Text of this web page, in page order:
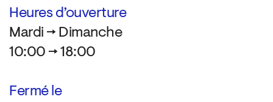
Heures d’ouverture
Mardi → Dimanche
10:00 → 18:00
Fermé le